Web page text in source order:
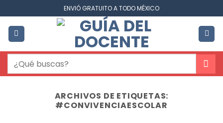
al
contenido
ENVIÓ GRATUITO A TODO MÉXICO
Buscar
por:
ARCHIVOS DE ETIQUETAS:
#CONVIVENCIAESCOLAR